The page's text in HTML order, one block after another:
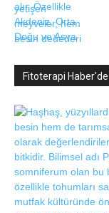
Fitoterapi Haber'de